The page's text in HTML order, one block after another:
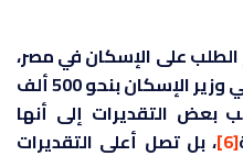
على الإسكان في مصر،
فبينما يحددها مصطفى مدبولي وزير الإسكان بنحو 500 ألف
بعض التقديرات إلى أنها
[6] ، بل تصل أعلى التقديرات